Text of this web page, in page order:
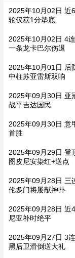
2025年10月02日 近
轮仅获1分垫底
2025年10月02日 4
一条龙卡巴尔伤退
2025年10月01日 后
中柱苏亚雷斯双响
2025年09月30日 亚
战平吉达国民
2025年09月30日 意
首胜
2025年09月29日 登
图皮尼安染红+送点
2025年09月28日 三
伦多门将屡献神扑
2025年09月28日 近
尼亚补时绝平
2025年09月27日 3
黑后卫滑倒送大礼